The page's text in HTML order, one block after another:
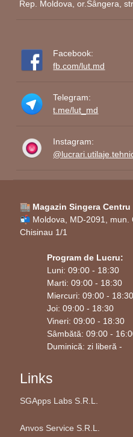
Rep. Moldova, or.Sângera,
Facebook:
fb.com/lut.md
Telegram:
t.me/lut_md
Instagram:
🏬 Magazin Singera Centru
📬 Moldova, MD-2091, mun.
Chisinau 1/1
Program de Lucru:
Luni: 09:00 - 18:30
Marti: 09:00 - 18:30
Miercuri: 09:00 - 18:30
Joi: 09:00 - 18:30
Vineri: 09:00 - 18:30
Sâmbătă: 09:00 -
Duminică: zi liberă -
Links
SGApps Labs S.R.L.
Anvos Service S.R.L.